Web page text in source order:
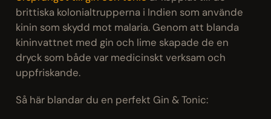
brittiska kolonialtrupperna i Indien som använde
kinin som skydd mot malaria. Genom att blanda
kininvattnet med gin och lime skapade de en
dryck som både var medicinskt verksam och
uppfriskande.
Så här blandar du en perfekt Gin & Tonic: